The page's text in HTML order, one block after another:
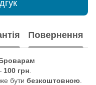
Повернення
100 грн
бути безкоштовною